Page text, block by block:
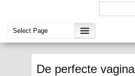
De perfecte vagina